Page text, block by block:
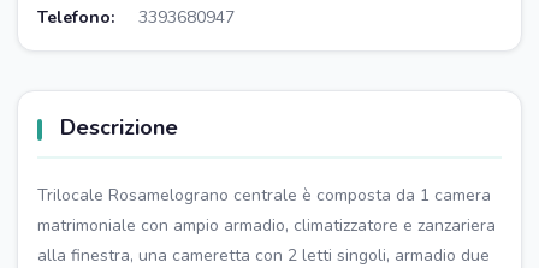
Telefono:
3393680947
Descrizione
Trilocale Rosamelograno centrale è composta da 1 camera
matrimoniale con ampio armadio, climatizzatore e zanzariera
alla finestra, una cameretta con 2 letti singoli, armadio due